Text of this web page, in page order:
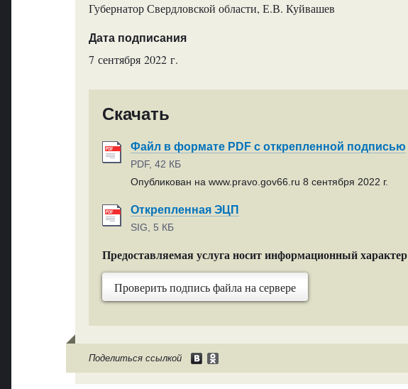
Губернатор Свердловской области, Е.В. Куйвашев
Дата подписания
7 сентября 2022 г.
Скачать
Файл в формате PDF с открепленной подписью
PDF, 42 КБ
Опубликован на www.pravo.gov66.ru 8 сентября 2022 г.
Открепленная ЭЦП
SIG, 5 КБ
Предоставляемая услуга носит информационный характер
Проверить подпись файла на сервере
Поделиться ссылкой